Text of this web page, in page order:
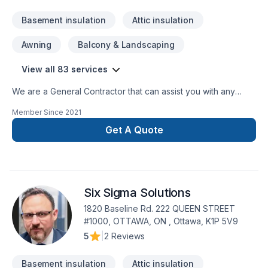
Basement insulation Attic insulation
Awning Balcony & Landscaping
View all 83 services
We are a General Contractor that can assist you with any
Member Since 2021
Get A Quote
Six Sigma Solutions
1820 Baseline Rd. 222 QUEEN STREET
#1000, OTTAWA, ON , Ottawa, K1P 5V9
5
2 Reviews
Basement insulation Attic insulation